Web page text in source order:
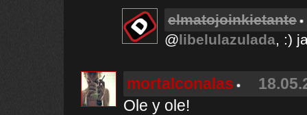
elmatojoinkietante
@libelulazulada, :)
mortalconalas
Ole y ole!